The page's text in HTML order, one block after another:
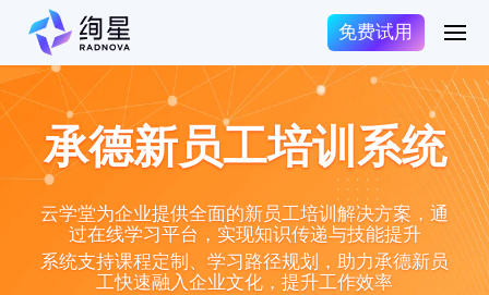
免费试用
承德新员工培训系统
云学堂为企业提供全面的新员工培训解决方案，通
过在线学习平台，实现知识传递与技能提升
系统支持课程定制、学习路径规划，助力承德新员
工快速融入企业文化，提升工作效率